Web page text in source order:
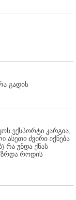
გადის
კარგია,
ძვირი იქნება
რა უნდა ქნას
ზრდა როდის